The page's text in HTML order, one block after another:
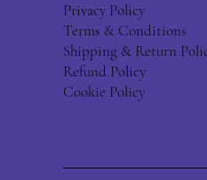
Privacy Policy
Terms & Conditions
Shipping & Return
Refund Policy
Cookie Policy